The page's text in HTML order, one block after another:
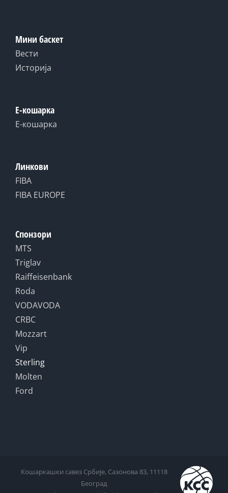
Мини баскет
Вести
Историја
Е-кошарка
Е-кошарка
Линкови
FIBA
FIBA EUROPE
Спонзори
MTS
Triglav
Raiffeisenbank
Roda
VODAVODA
CRBC
Mozzart
Vip
Sterling
Molten
Ford
Кошаркашки савез Србије, Сазонова 83, 11118
Београд